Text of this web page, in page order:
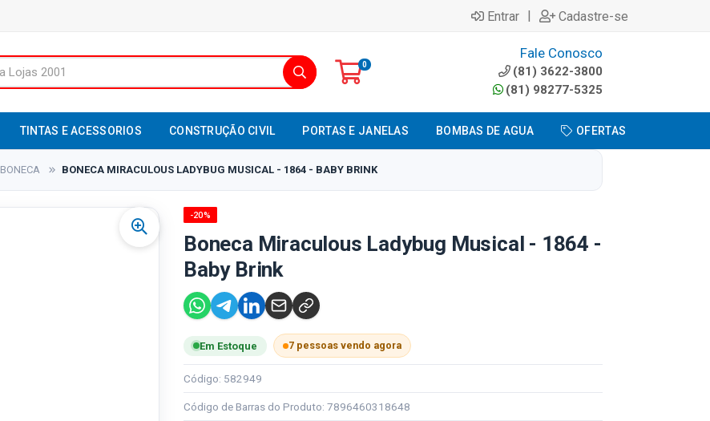
Entrar | Cadastre-se
0
Fale Conosco
(81) 3622-3800
(81) 98277-5325
TINTAS E ACESSORIOS CONSTRUÇÃO CIVIL PORTAS E JANELAS BOMBAS DE AGUA OFERTAS
BONECA BONECA MIRACULOUS LADYBUG MUSICAL - 1864 - BABY BRINK
-20%
Boneca Miraculous Ladybug Musical - 1864 -
Baby Brink
Em Estoque 7 pessoas vendo agora
Código: 582949
Código de Barras do Produto: 7896460318648